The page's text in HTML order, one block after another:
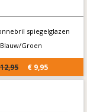
spiegelglazen
Blauw/Groen
€ 9,95